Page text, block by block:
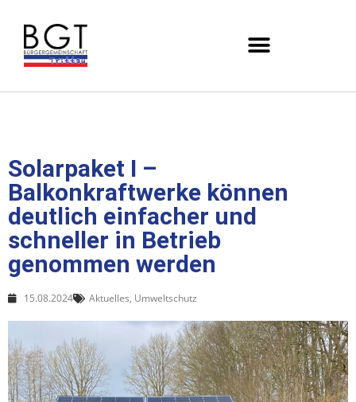
Solarpaket I –
Balkonkraftwerke können
deutlich einfacher und
schneller in Betrieb
genommen werden
15.08.2024 Aktuelles, Umweltschutz